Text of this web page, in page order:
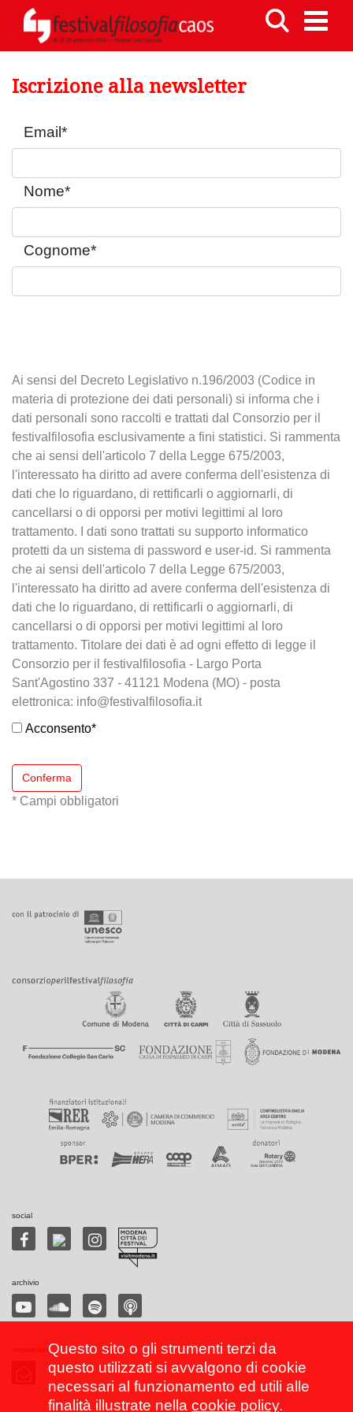
Iscrizione alla newsletter
Email*
Nome*
Cognome*
Ai sensi del Decreto Legislativo n.196/2003 (Codice in
materia di protezione dei dati personali) si informa che i
dati personali sono raccolti e trattati dal Consorzio per il
festivalfilosofia esclusivamente a fini statistici. Si rammenta
che ai sensi dell'articolo 7 della Legge 675/2003,
l'interessato ha diritto ad avere conferma dell'esistenza di
dati che lo riguardano, di rettificarli o aggiornarli, di
cancellarsi o di opporsi per motivi legittimi al loro
trattamento. I dati sono trattati su supporto informatico
protetti da un sistema di password e user-id. Si rammenta
che ai sensi dell'articolo 7 della Legge 675/2003,
l'interessato ha diritto ad avere conferma dell'esistenza di
dati che lo riguardano, di rettificarli o aggiornarli, di
cancellarsi o di opporsi per motivi legittimi al loro
trattamento. Titolare dei dati è ad ogni effetto di legge il
Consorzio per il festivalfilosofia - Largo Porta
Sant'Agostino 337 - 41121 Modena (MO) - posta
elettronica: info@festivalfilosofia.it
Acconsento*
Conferma
* Campi obbligatori
social
archivio
Questo sito o gli strumenti terzi da
questo utilizzati si avvalgono di cookie
necessari al funzionamento ed utili alle
finalità illustrate nella cookie policy.